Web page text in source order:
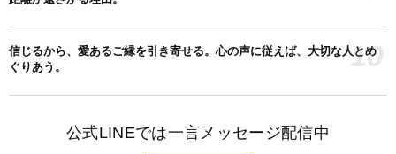
信じるから、愛あるご縁を引き寄せる。心の声に従えば、大切な人とめ
ぐりあう。
10
公式LINEでは一言メッセージ配信中